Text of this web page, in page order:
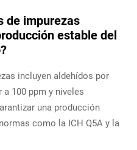
de impurezas
estable del
incluyen aldehídos por
a 100 ppm y niveles
una producción
como la ICH Q5A y la